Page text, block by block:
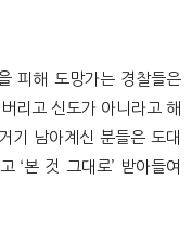
피해 도망가는 경찰들은
리고 신도가 아니라고 해
기 남아계신 분들은 도대
‘본 것 그대로’ 받아들여